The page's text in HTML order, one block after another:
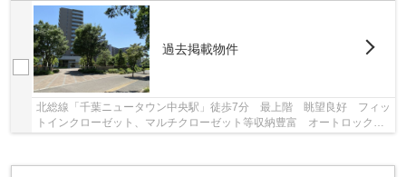
過去掲載物件
北総線「千葉ニュータウン中央駅」徒歩7分 最上階 眺望良好 フィッ
トインクローゼット、マルチクローゼット等収納豊富 オートロック、